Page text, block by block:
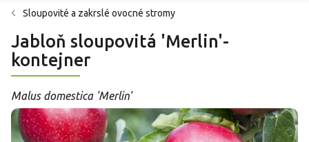
Sloupovité a zakrslé ovocné stromy
Jabloň sloupovitá 'Merlin'-
kontejner
Malus domestica 'Merlin'